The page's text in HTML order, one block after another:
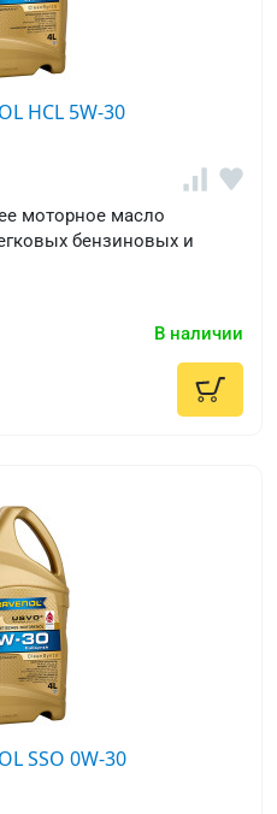
HCL 5W-30
моторное масло
бензиновых и
В наличии
SSO 0W-30